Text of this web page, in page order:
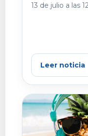
13 de julio a las
Leer noticia